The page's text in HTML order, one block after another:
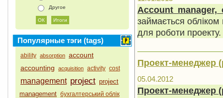
Другое
Популярные тэги (tags)
ability absorption account
accounting
acquisition activity cost
management project project
management бухгалтерський облік
Account manager,
займається обліком
для роботи проекту.
Проект-менеджер
05.04.2012
Проект-менеджер (